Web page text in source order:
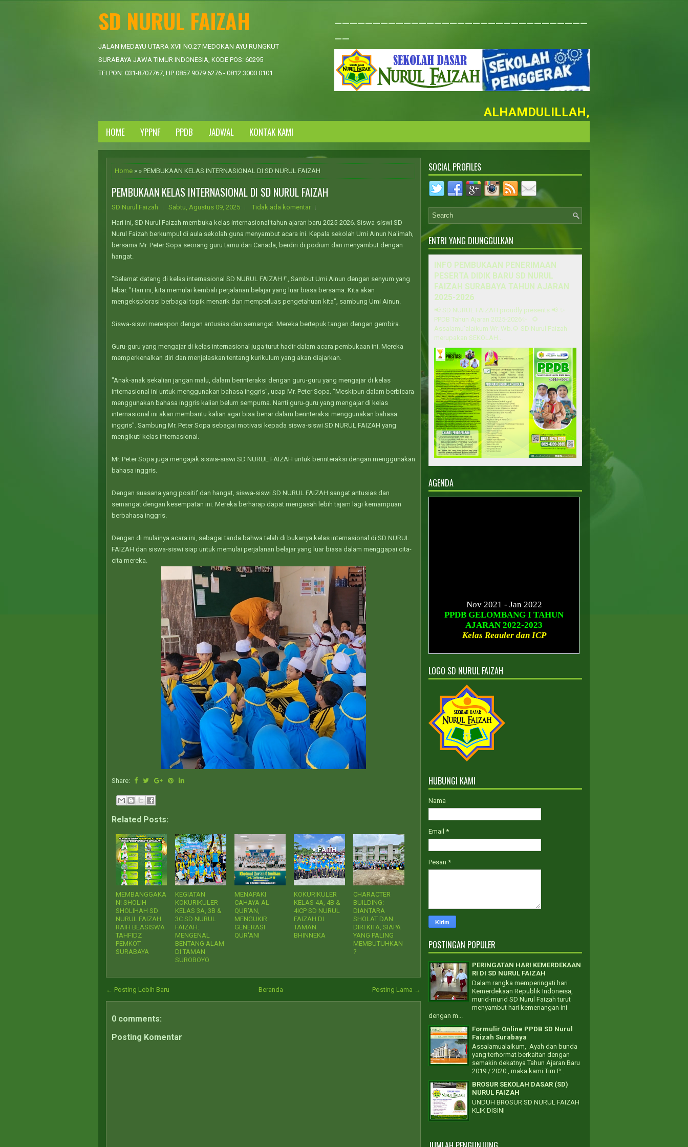
SD NURUL FAIZAH
JALAN MEDAYU UTARA XVII NO.27 MEDOKAN AYU RUNGKUT
SURABAYA JAWA TIMUR INDONESIA, KODE POS: 60295
TELPON: 031-8707767, HP:0857 9079 6276 - 0812 3000 0101
_________________________________
__
ALHAMDULILLAH, SD NURUL
HOME YPPNF PPDB JADWAL KONTAK KAMI
Home » » PEMBUKAAN KELAS INTERNASIONAL DI SD NURUL FAIZAH
PEMBUKAAN KELAS INTERNASIONAL DI SD NURUL FAIZAH
SD Nurul Faizah Sabtu, Agustus 09, 2025
Tidak ada komentar
Hari ini, SD Nurul Faizah membuka kelas internasional tahun ajaran baru 2025-2026. Siswa-siswi SD
Nurul Faizah berkumpul di aula sekolah guna menyambut acara ini. Kepala sekolah Umi Ainun Na'imah,
bersama Mr. Peter Sopa seorang guru tamu dari Canada, berdiri di podium dan menyambut dengan
hangat.
"Selamat datang di kelas internasional SD NURUL FAIZAH !", Sambut Umi Ainun dengan senyum yang
lebar. "Hari ini, kita memulai kembali perjalanan belajar yang luar biasa bersama. Kita akan
mengeksplorasi berbagai topik menarik dan memperluas pengetahuan kita", sambung Umi Ainun.
Siswa-siswi merespon dengan antusias dan semangat. Mereka bertepuk tangan dengan gembira.
Guru-guru yang mengajar di kelas internasional juga turut hadir dalam acara pembukaan ini. Mereka
memperkenalkan diri dan menjelaskan tentang kurikulum yang akan diajarkan.
"Anak-anak sekalian jangan malu, dalam berinteraksi dengan guru-guru yang mengajar di kelas
internasional ini untuk menggunakan bahasa inggris", ucap Mr. Peter Sopa. "Meskipun dalam berbicara
menggunakan bahasa inggris kalian belum sempurna. Nanti guru-guru yang mengajar di kelas
internasional ini akan membantu kalian agar bisa benar dalam berinteraksi menggunakan bahasa
inggris". Sambung Mr. Peter Sopa sebagai motivasi kepada siswa-siswi SD NURUL FAIZAH yang
mengikuti kelas internasional.
Mr. Peter Sopa juga mengajak siswa-siswi SD NURUL FAIZAH untuk berinteraksi dengan menggunakan
bahasa inggris.
Dengan suasana yang positif dan hangat, siswa-siswi SD NURUL FAIZAH sangat antusias dan
semangat dengan kesempatan ini. Mereka berharap dapat mengasah lebih tajam lagi kemampuan
berbahasa inggris.
Dengan di mulainya acara ini, sebagai tanda bahwa telah di bukanya kelas internasional di SD NURUL
FAIZAH dan siswa-siswi siap untuk memulai perjalanan belajar yang luar biasa dalam menggapai cita-
cita mereka.
Share:
Related Posts:
MEMBANGGAKA
N! SHOLIH-
SHOLIHAH SD
NURUL FAIZAH
RAIH BEASISWA
TAHFIDZ
PEMKOT
SURABAYA
KEGIATAN
KOKURIKULER
KELAS 3A, 3B &
3C SD NURUL
FAIZAH:
MENGENAL
BENTANG ALAM
DI TAMAN
SUROBOYO
MENAPAKI
CAHAYA AL-
QUR'AN,
MENGUKIR
GENERASI
QUR'ANI
KOKURIKULER
KELAS 4A, 4B &
4ICP SD NURUL
FAIZAH DI
TAMAN
BHINNEKA
CHARACTER
BUILDING:
DIANTARA
SHOLAT DAN
DIRI KITA, SIAPA
YANG PALING
MEMBUTUHKAN
?
← Posting Lebih Baru Posting Lama →
Beranda
0 comments:
Posting Komentar
SOCIAL PROFILES
ENTRI YANG DIUNGGULKAN
INFO PEMBUKAAN PENERIMAAN
PESERTA DIDIK BARU SD NURUL
FAIZAH SURABAYA TAHUN AJARAN
2025-2026
📢 SD NURUL FAIZAH proudly presents 📢 ✨
PPDB Tahun Ajaran 2025-2026✨ 🌻
Assalamu'alaikum Wr. Wb.🌻 SD Nurul Faizah
merupakan SEKOLAH...
AGENDA
PPDB GELOMBANG I TAHUN
AJARAN 2022-2023
Kelas Reguler dan ICP
AJARAN 2022-2023
Kelas Reguler dan ICP
Sesudah Maret 2022
PPDB GELOMBANG III TAHUN
AJARAN 2022-2023
Kelas Reguler dan ICP
LOGO SD NURUL FAIZAH
HUBUNGI KAMI
Nama
Email *
Pesan *
POSTINGAN POPULER
PERINGATAN HARI KEMERDEKAAN
RI DI SD NURUL FAIZAH
Dalam rangka memperingati hari
Kemerdekaan Republik Indoneisa,
murid-murid SD Nurul Faizah turut
menyambut hari kemenangan ini
dengan m...
Formulir Online PPDB SD Nurul
Faizah Surabaya
Assalamualaikum, Ayah dan bunda
yang terhormat berkaitan dengan
semakin dekatnya Tahun Ajaran Baru
2019 / 2020 , maka kami Tim P...
BROSUR SEKOLAH DASAR (SD)
NURUL FAIZAH
UNDUH BROSUR SD NURUL FAIZAH
KLIK DISINI